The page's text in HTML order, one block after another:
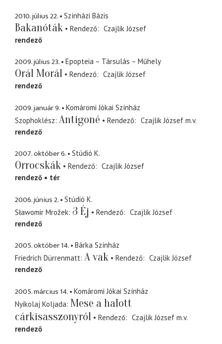
2010. július 22. Színházi Bázis
Bakanóták Rendező
Czajlik József
rendező
2009. július 23. Epopteia – Társulás – Műhely
Orál Morál Rendező
Czajlik József
rendező
2009. január 9.
Komáromi Jókai Színház
Szophoklész Antigoné Rendező Czajlik József m.v.
rendező
2007. október 6. Stúdió K.
Orrocskák Rendező
Czajlik József
rendező
tér
2006. június 2.
Stúdió K.
Sławomir Mrožek 3 Éj Rendező
Czajlik József
rendező
2005. október 14.
Bárka Színház
Friedrich Dürrenmatt A vak Rendező
Czajlik József
rendező
2005. március 14.
Komáromi Jókai Színház
Nyikolaj Koljada Mese a halott
cárkisasszonyról
Rendező Czajlik József m.v.
rendező